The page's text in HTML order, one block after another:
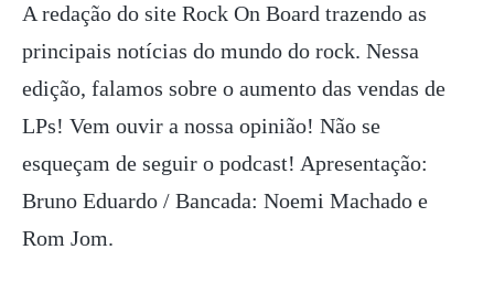
A redação do site Rock On Board trazendo as
principais notícias do mundo do rock. Nessa
edição, falamos sobre o aumento das vendas de
LPs! Vem ouvir a nossa opinião! Não se
esqueçam de seguir o podcast! Apresentação:
Bruno Eduardo / Bancada: Noemi Machado e
Rom Jom.